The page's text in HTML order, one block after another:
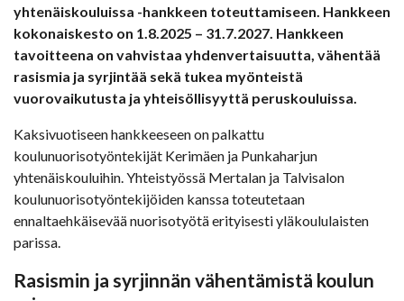
yhtenäiskouluissa -hankkeen toteuttamiseen. Hankkeen
kokonaiskesto on 1.8.2025 – 31.7.2027. Hankkeen
tavoitteena on vahvistaa yhdenvertaisuutta, vähentää
rasismia ja syrjintää sekä tukea myönteistä
vuorovaikutusta ja yhteisöllisyyttä peruskouluissa.
Kaksivuotiseen hankkeeseen on palkattu
koulunuorisotyöntekijät Kerimäen ja Punkaharjun
yhtenäiskouluihin. Yhteistyössä Mertalan ja Talvisalon
koulunuorisotyöntekijöiden kanssa toteutetaan
ennaltaehkäisevää nuorisotyötä erityisesti yläkoululaisten
parissa.
Rasismin ja syrjinnän vähentämistä koulun